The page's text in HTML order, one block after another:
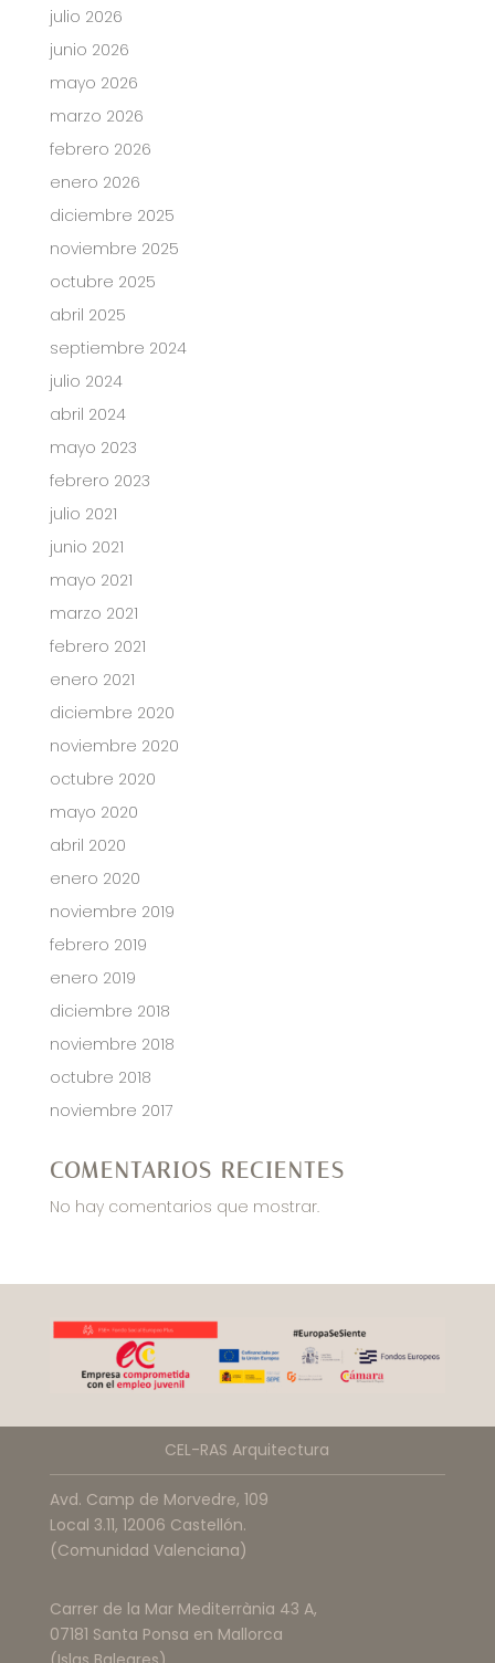
julio 2026
junio 2026
mayo 2026
marzo 2026
febrero 2026
enero 2026
diciembre 2025
noviembre 2025
octubre 2025
abril 2025
septiembre 2024
julio 2024
abril 2024
mayo 2023
febrero 2023
julio 2021
junio 2021
mayo 2021
marzo 2021
febrero 2021
enero 2021
diciembre 2020
noviembre 2020
octubre 2020
mayo 2020
abril 2020
enero 2020
noviembre 2019
febrero 2019
enero 2019
diciembre 2018
noviembre 2018
octubre 2018
noviembre 2017
COMENTARIOS RECIENTES
No hay comentarios que mostrar.
CEL-RAS Arquitectura
Avd. Camp de Morvedre, 109
Local 3.11, 12006 Castellón.
(Comunidad Valenciana)
Carrer de la Mar Mediterrània 43 A,
07181 Santa Ponsa en Mallorca